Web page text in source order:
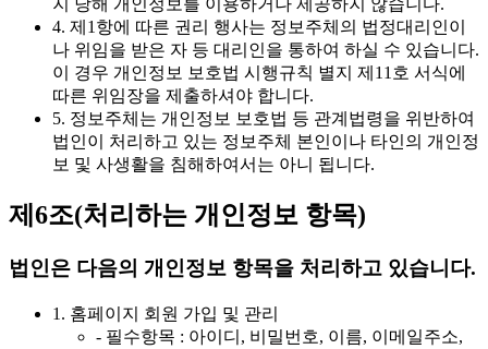
4. 제1항에 따른 권리 행사는 정보주체의 법정대리인이
나 위임을 받은 자 등 대리인을 통하여 하실 수 있습니다.
이 경우 개인정보 보호법 시행규칙 별지 제11호 서식에
따른 위임장을 제출하셔야 합니다.
5. 정보주체는 개인정보 보호법 등 관계법령을 위반하여
법인이 처리하고 있는 정보주체 본인이나 타인의 개인정
보 및 사생활을 침해하여서는 아니 됩니다.
제6조(처리하는 개인정보 항목)
법인은 다음의 개인정보 항목을 처리하고 있습니다.
1. 홈페이지 회원 가입 및 관리
- 필수항목 : 아이디, 비밀번호, 이름, 이메일주소,